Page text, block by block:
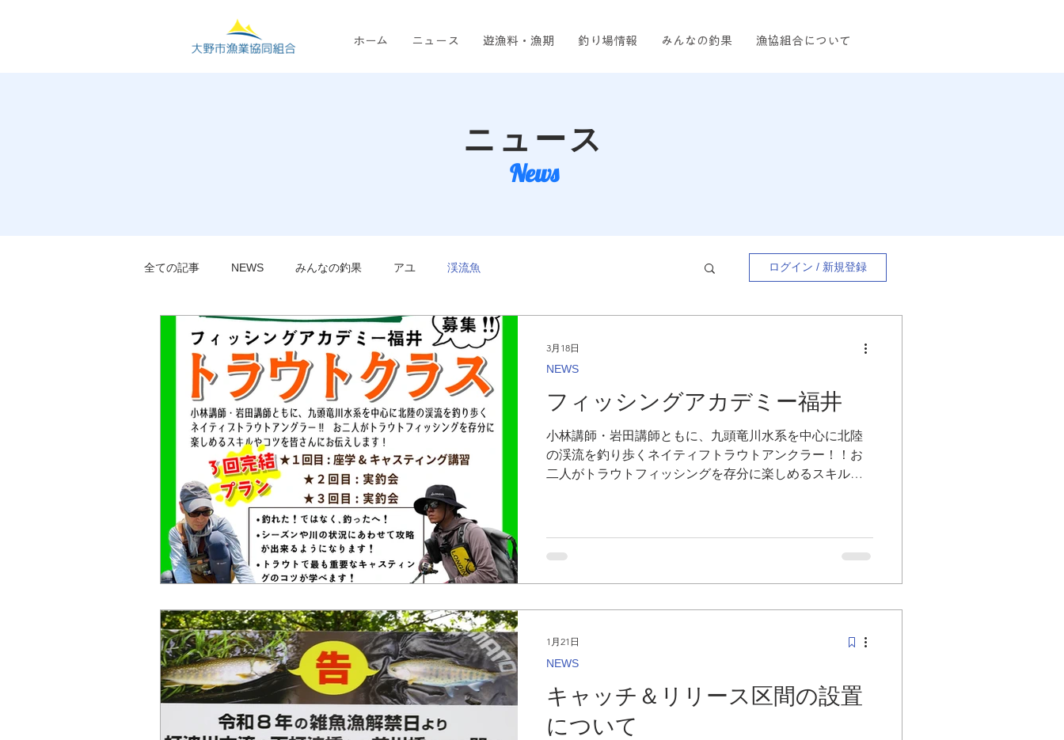
ホーム ニュース 遊漁料・漁期 釣り場情報 みんなの釣果 漁協組合について
ニュース
News
全ての記事 NEWS みんなの釣果 アユ 渓流魚 ログイン / 新規登録
フィッシングアカデミー福井
小林講師・岩田講師ともに、九頭竜川水系を中心に北陸
の渓流を釣り歩くネイティフトラウトアンクラー！！お
二人がトラウトフィッシングを存分に楽しめるスキルや
グのコツが学べます！ ［スケジュール］ ★1回目：4月19
目：5月17日（日）8:00～10:00 フィールドでの実釣講習
＊悪天候の際の予備日：5月24日（日） ★3回目：7月26日
際の予備日：8月2日（日） 大野・打波川（キャッチ＆リ
リース区間を予定） ［料金］ 3回プラン：26,400円（税
込） ＊遊漁証代は含まれていません 講師：小林祐二、岩
田紀逸 後援：大野市漁業協同組合
NEWS
3月18日
キャッチ＆リリース区間の設置
について
NEWS
1月21日